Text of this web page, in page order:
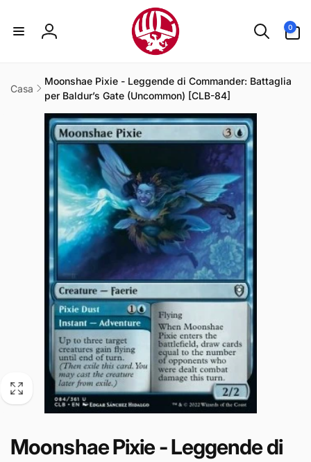
contenuti
Accedi
0
articoli
Casa
Moonshae Pixie - Leggende di Commander: Battaglia
per Baldur’s Gate (Uncommon) [CLB-84]
prodotto
Moonshae Pixie - Leggende di